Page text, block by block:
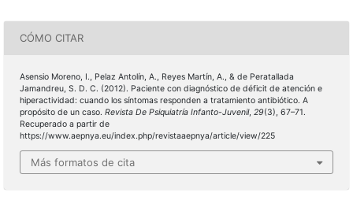
CÓMO CITAR
Asensio Moreno, I., Pelaz Antolín, A., Reyes Martín, A., & de Peratallada
Jamandreu, S. D. C. (2012). Paciente con diagnóstico de déficit de atención e
hiperactividad: cuando los síntomas responden a tratamiento antibiótico. A
propósito de un caso. Revista De Psiquiatría Infanto-Juvenil, 29(3), 67–71.
Recuperado a partir de
https://www.aepnya.eu/index.php/revistaaepnya/article/view/225
Más formatos de cita